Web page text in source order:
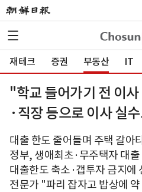
재테크 증권 부동산 IT
"학교 들어가기 전 이
·직장 등으로 이사 실
대출 한도 줄어들며 주택 갈아
정부, 생애최초·무주택자 대
대출한도 축소·갭투자 금지에
전문가 "파리 잡자고 밥상에